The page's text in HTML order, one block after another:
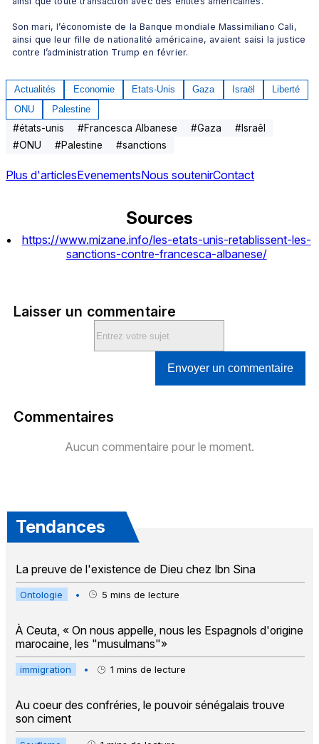
Son mari, l’économiste de la Banque mondiale Massimiliano Cali,
ainsi que leur fille de nationalité américaine, avaient saisi la justice
contre l’administration Trump en février.
Actualités Economie Etats-Unis Gaza Israël
Liberté
ONU
Palestine
#états-unis #Francesca Albanese #Gaza #Israêl
#ONU #Palestine #sanctions
Plus d'articlesEvenementsNous soutenirContact
Sources
https://www.mizane.info/les-etats-unis-retablissent-les-
sanctions-contre-francesca-albanese/
Laisser un commentaire
Envoyer un commentaire
Commentaires
Aucun commentaire pour le moment.
Tendances
La preuve de l'existence de Dieu chez Ibn Sina
Ontologie • 5 mins de lecture
À Ceuta, « On nous appelle, nous les Espagnols d'origine
marocaine, les "musulmans"»
immigration • 1 mins de lecture
Au coeur des confréries, le pouvoir sénégalais trouve
son ciment